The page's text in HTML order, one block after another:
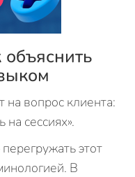
на вопрос клиента:
сессиях».
этот
В